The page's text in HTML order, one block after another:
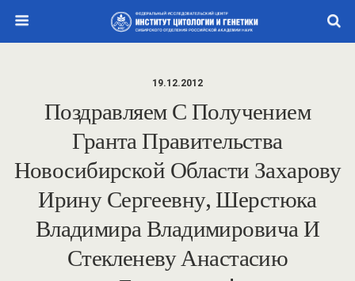
19.12.2012
Поздравляем С Получением
Гранта Правительства
Новосибирской Области Захарову
Ирину Сергеевну, Шерстюка
Владимира Владимировича И
Стекленеву Анастасию